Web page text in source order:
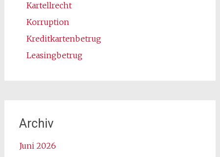
Kartellrecht
Korruption
Kreditkartenbetrug
Leasingbetrug
Archiv
Juni 2026